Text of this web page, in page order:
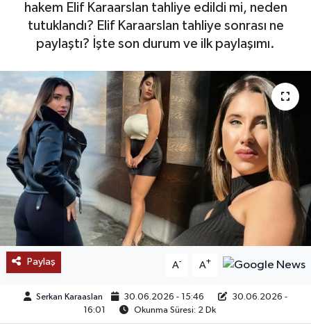
hakem Elif Karaarslan tahliye edildi mi, neden
tutuklandı? Elif Karaarslan tahliye sonrası ne
paylaştı? İşte son durum ve ilk paylaşımı.
Paylaş A- A+
Serkan Karaaslan 30.06.2026 - 15:46
30.06.2026 -
16:01
Okunma Süresi: 2 Dk
GÜNDEM
MAGAZİN
SAĞLIK
EĞİTİM
BÖLGE
KEŞFET
POPÜLER
DÜNYA
TREND
Son Dakika Haberleri
Haber Arşivi